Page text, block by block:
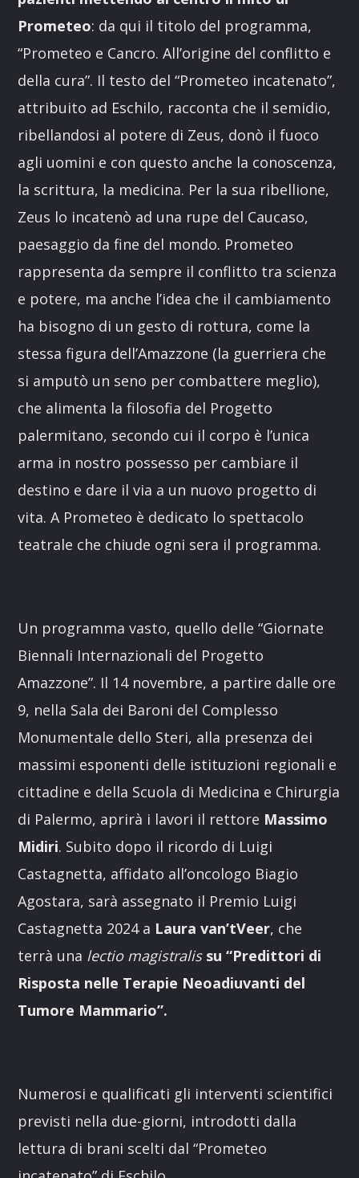
Prometeo: da qui il titolo del programma,
“Prometeo e Cancro. All’origine del conflitto e
della cura”. Il testo del “Prometeo incatenato”,
attribuito ad Eschilo, racconta che il semidio,
ribellandosi al potere di Zeus, donò il fuoco
agli uomini e con questo anche la conoscenza,
la scrittura, la medicina. Per la sua ribellione,
Zeus lo incatenò ad una rupe del Caucaso,
paesaggio da fine del mondo. Prometeo
rappresenta da sempre il conflitto tra scienza
e potere, ma anche l’idea che il cambiamento
ha bisogno di un gesto di rottura, come la
stessa figura dell’Amazzone (la guerriera che
si amputò un seno per combattere meglio),
che alimenta la filosofia del Progetto
palermitano, secondo cui il corpo è l’unica
arma in nostro possesso per cambiare il
destino e dare il via a un nuovo progetto di
vita. A Prometeo è dedicato lo spettacolo
teatrale che chiude ogni sera il programma.
Un programma vasto, quello delle “Giornate
Biennali Internazionali del Progetto
Amazzone”. Il 14 novembre, a partire dalle ore
9, nella Sala dei Baroni del Complesso
Monumentale dello Steri, alla presenza dei
massimi esponenti delle istituzioni regionali e
cittadine e della Scuola di Medicina e Chirurgia
di Palermo, aprirà i lavori il rettore Massimo
Midiri. Subito dopo il ricordo di Luigi
Castagnetta, affidato all’oncologo Biagio
Agostara, sarà assegnato il Premio Luigi
Castagnetta 2024 a Laura van’tVeer, che
terrà una lectio magistralis su “Predittori di
Risposta nelle Terapie Neoadiuvanti del
Tumore Mammario”.
Numerosi e qualificati gli interventi scientifici
previsti nella due-giorni, introdotti dalla
lettura di brani scelti dal “Prometeo